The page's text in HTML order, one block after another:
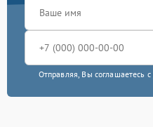
Отправляя, Вы соглашаетесь с